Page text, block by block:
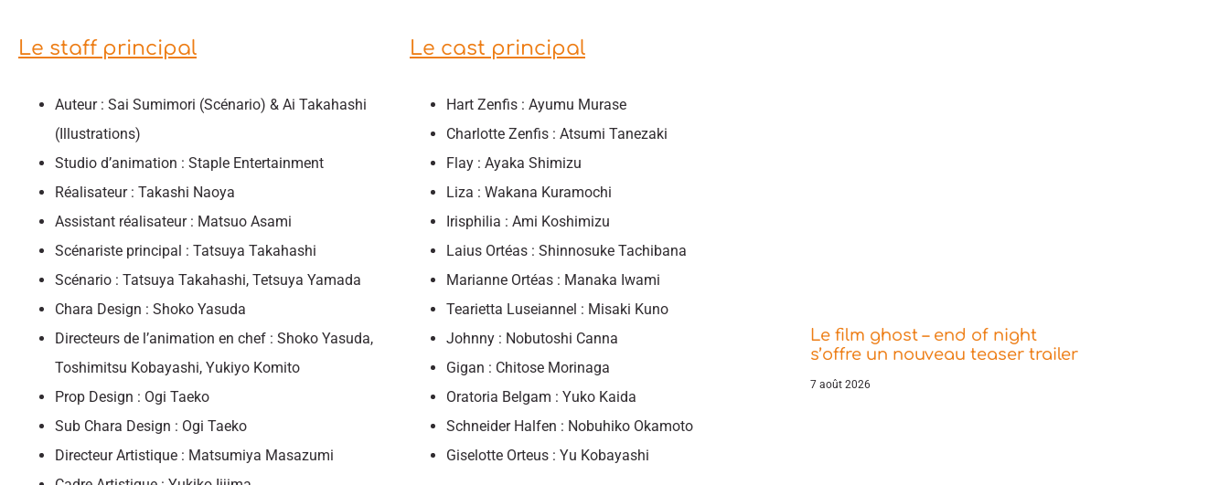
Le staff principal
Auteur : Sai Sumimori (Scénario) & Ai Takahashi
(Illustrations)
Studio d’animation : Staple Entertainment
Réalisateur : Takashi Naoya
Assistant réalisateur : Matsuo Asami
Scénariste principal : Tatsuya Takahashi
Scénario : Tatsuya Takahashi, Tetsuya Yamada
Chara Design : Shoko Yasuda
Directeurs de l’animation en chef : Shoko Yasuda,
Toshimitsu Kobayashi, Yukiyo Komito
Prop Design : Ogi Taeko
Sub Chara Design : Ogi Taeko
Directeur Artistique : Matsumiya Masazumi
Le cast principal
Hart Zenfis : Ayumu Murase
Charlotte Zenfis : Atsumi Tanezaki
Flay : Ayaka Shimizu
Liza : Wakana Kuramochi
Irisphilia : Ami Koshimizu
Laius Ortéas : Shinnosuke Tachibana
Marianne Ortéas : Manaka Iwami
Tearietta Luseiannel : Misaki Kuno
Johnny : Nobutoshi Canna
Gigan : Chitose Morinaga
Oratoria Belgam : Yuko Kaida
Schneider Halfen : Nobuhiko Okamoto
Giselotte Orteus : Yu Kobayashi
Le film ghost – end of night
s’offre un nouveau teaser trailer
7 août 2026